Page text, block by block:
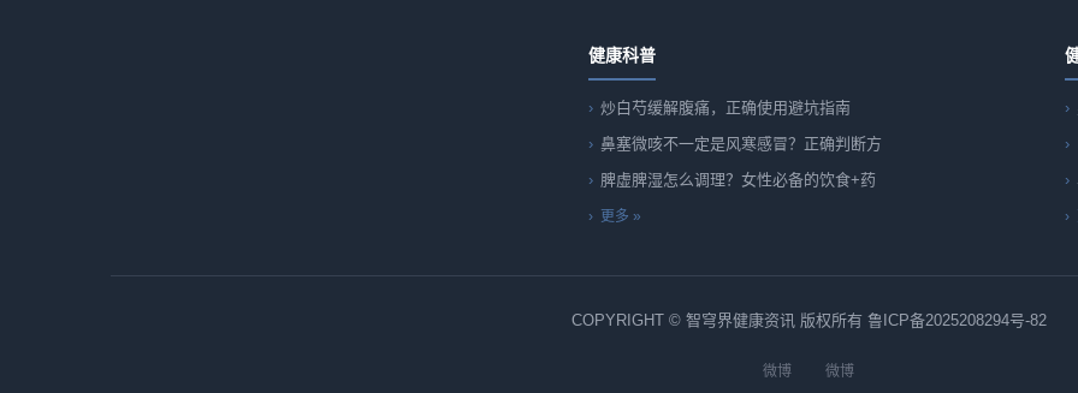
健康科普
炒白芍缓解腹痛，正确使用避坑指南
鼻塞微咳不一定是风寒感冒？正确判断方
脾虚脾湿怎么调理？女性必备的饮食+药
更多 »
COPYRIGHT © 智穹界健康资讯 版权所有 鲁ICP备2025208294号-82
微博 微博